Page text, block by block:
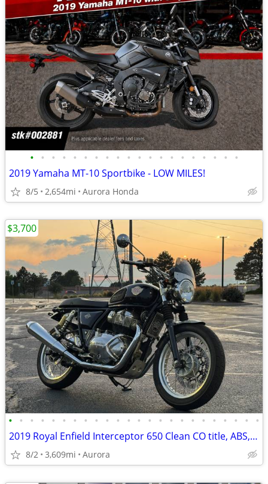
• • • • • • • • • • • • • • • • • • • •
2019 Yamaha MT-10 Sportbike - LOW MILES!
8/5 2,654mi Aurora Honda
• • • • • • • • • • • • • • • • • • • • • • • •
2019 Royal Enfield Interceptor 650 Clean CO title, ABS, Fuel Injected, Great Bik
8/2 3,609mi Aurora
$3,700